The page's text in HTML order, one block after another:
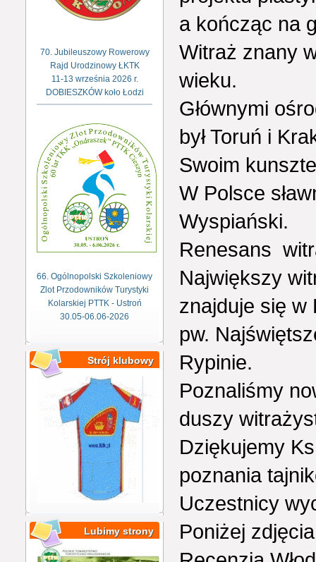
70. Jubileuszowy Rowerowy
Rajd Urodzinowy ŁKTK
11-13 września 2026 r.
DOBIESZKÓW koło Łodzi
66. Ogólnopolski Szkoleniowy
Zlot Przodowników Turystyki
Kolarskiej PTTK - Ustroń
30.05-06.06-2026
Strój klubowy
Lubimy strony
a kończąc na
Witraż znany
wieku.
Głównymi
był Toruń i
Swoim
W Polsce
Wyspiański.
Renesans
Największy
znajduje się w
pw.
Rypinie.
Poznaliśmy
duszy
Dziękujemy
poznania
Uczestnicy
Poniżej